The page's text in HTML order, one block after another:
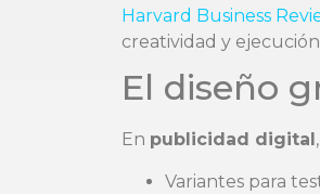
Harvard Business
creatividad y
El diseño
En publicidad digital
Variantes para